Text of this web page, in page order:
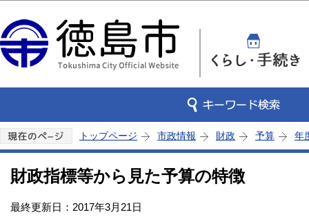
トップページ 市政情報 財政 予算 年
財政指標等から見た予算の特徴
最終更新日：2017年3月21日